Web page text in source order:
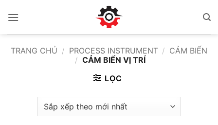
qua
TRANG CHỦ / PROCESS INSTRUMENT / CẢM BIẾN
/ CẢM BIẾN VỊ TRÍ
LỌC